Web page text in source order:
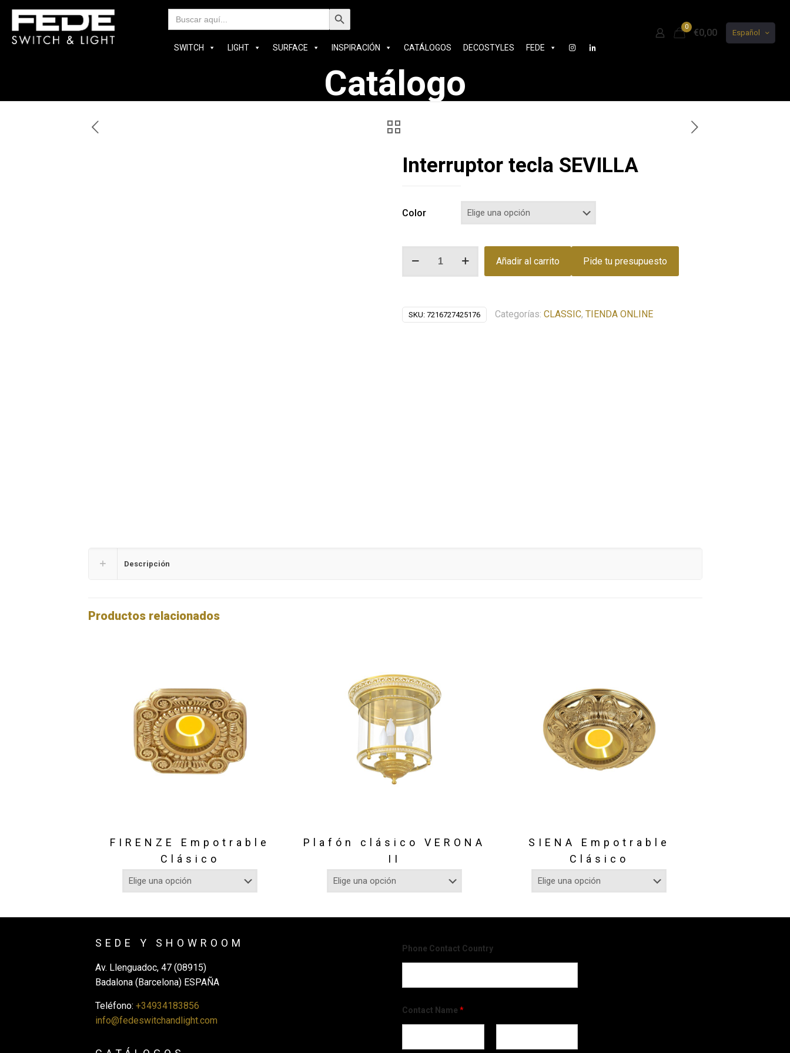
Buscar:
Botón de búsqueda
SWITCH LIGHT SURFACE INSPIRACIÓN CATÁLOGOS DECOSTYLES FEDE
0
€0,00 Español
Catálogo
Interruptor tecla SEVILLA
Color
Añadir al carrito Pide tu presupuesto
SKU: 7216727425176 Categorías: CLASSIC, TIENDA ONLINE
Descripción
Productos relacionados
FIRENZE Empotrable
Clásico
Plafón clásico VERONA
II
SIENA Empotrable
Clásico
SEDE Y SHOWROOM
Av. Llenguadoc, 47 (08915)
Badalona (Barcelona) ESPAÑA
Teléfono: +34934183856
info@fedeswitchandlight.com
Phone Contact Country
Contact Name *